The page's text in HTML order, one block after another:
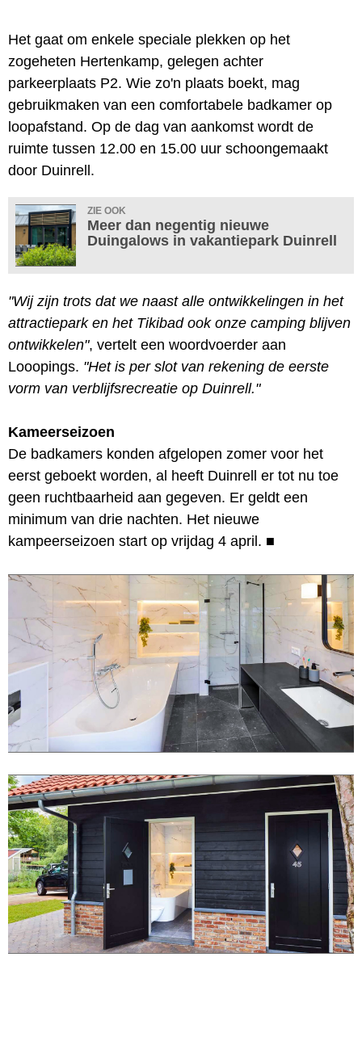
Het gaat om enkele speciale plekken op het
zogeheten Hertenkamp, gelegen achter
parkeerplaats P2. Wie zo'n plaats boekt, mag
gebruikmaken van een comfortabele badkamer op
loopafstand. Op de dag van aankomst wordt de
ruimte tussen 12.00 en 15.00 uur schoongemaakt
door Duinrell.
ZIE OOK
Meer dan negentig nieuwe
Duingalows in vakantiepark Duinrell
"Wij zijn trots dat we naast alle ontwikkelingen in het
attractiepark en het Tikibad ook onze camping blijven
ontwikkelen", vertelt een woordvoerder aan
Looopings. "Het is per slot van rekening de eerste
vorm van verblijfsrecreatie op Duinrell."
Kameerseizoen
De badkamers konden afgelopen zomer voor het
eerst geboekt worden, al heeft Duinrell er tot nu toe
geen ruchtbaarheid aan gegeven. Er geldt een
minimum van drie nachten. Het nieuwe
kampeerseizoen start op vrijdag 4 april. ■